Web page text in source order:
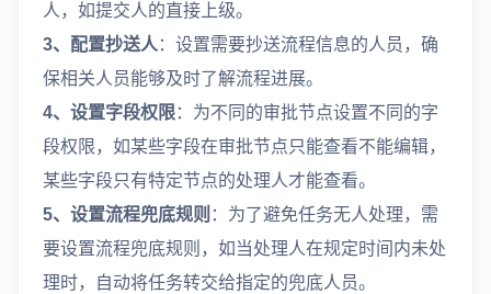
人，如提交人的直接上级。
3、配置抄送人 ：设置需要抄送流程信息的人员，确
保相关人员能够及时了解流程进展。
4、设置字段权限：为不同的审批节点设置不同的字
段权限，如某些字段在审批节点只能查看不能编辑，
某些字段只有特定节点的处理人才能查看。
5、设置流程兜底规则 ：为了避免任务无人处理，需
要设置流程兜底规则，如当处理人在规定时间内未处
理时，自动将任务转交给指定的兜底人员。